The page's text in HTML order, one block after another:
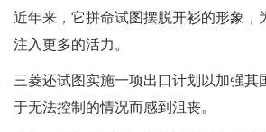
近年来，它拼命试图摆脱开衫的形象，
注入更多的活力。
三菱还试图实施一项出口计划以加强其
于无法控制的情况而感到沮丧。